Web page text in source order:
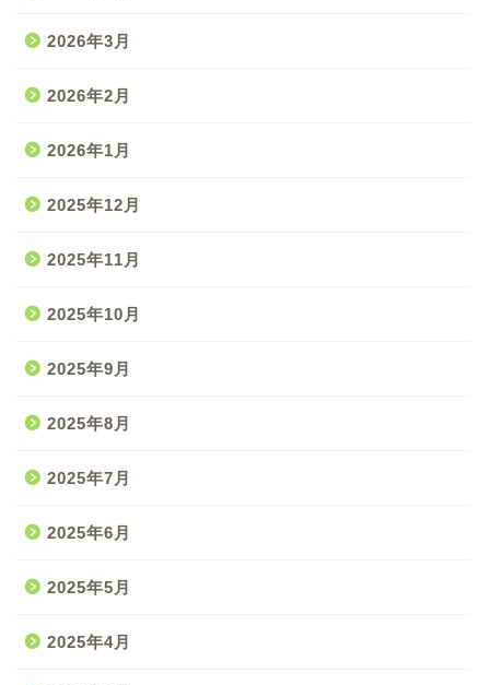
2026年3月
2026年2月
2026年1月
2025年12月
2025年11月
2025年10月
2025年9月
2025年8月
2025年7月
2025年6月
2025年5月
2025年4月